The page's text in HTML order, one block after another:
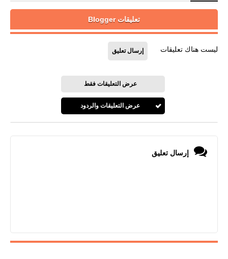
تعليقات Blogger
ليست هناك تعليقات إرسال تعليق
عرض التعليقات فقط
عرض التعليقات والردود
إرسال تعليق